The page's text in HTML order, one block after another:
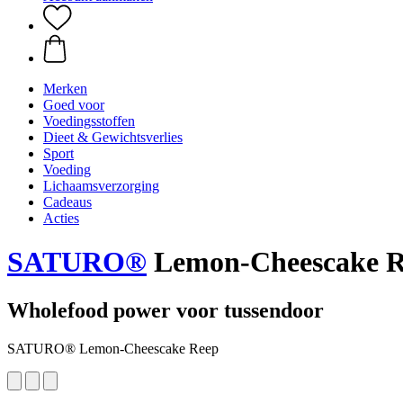
Merken
Goed voor
Voedingsstoffen
Dieet & Gewichtsverlies
Sport
Voeding
Lichaamsverzorging
Cadeaus
Acties
SATURO® Lemon-Cheescake
Wholefood power voor tussendoor
SATURO® Lemon-Cheescake Reep